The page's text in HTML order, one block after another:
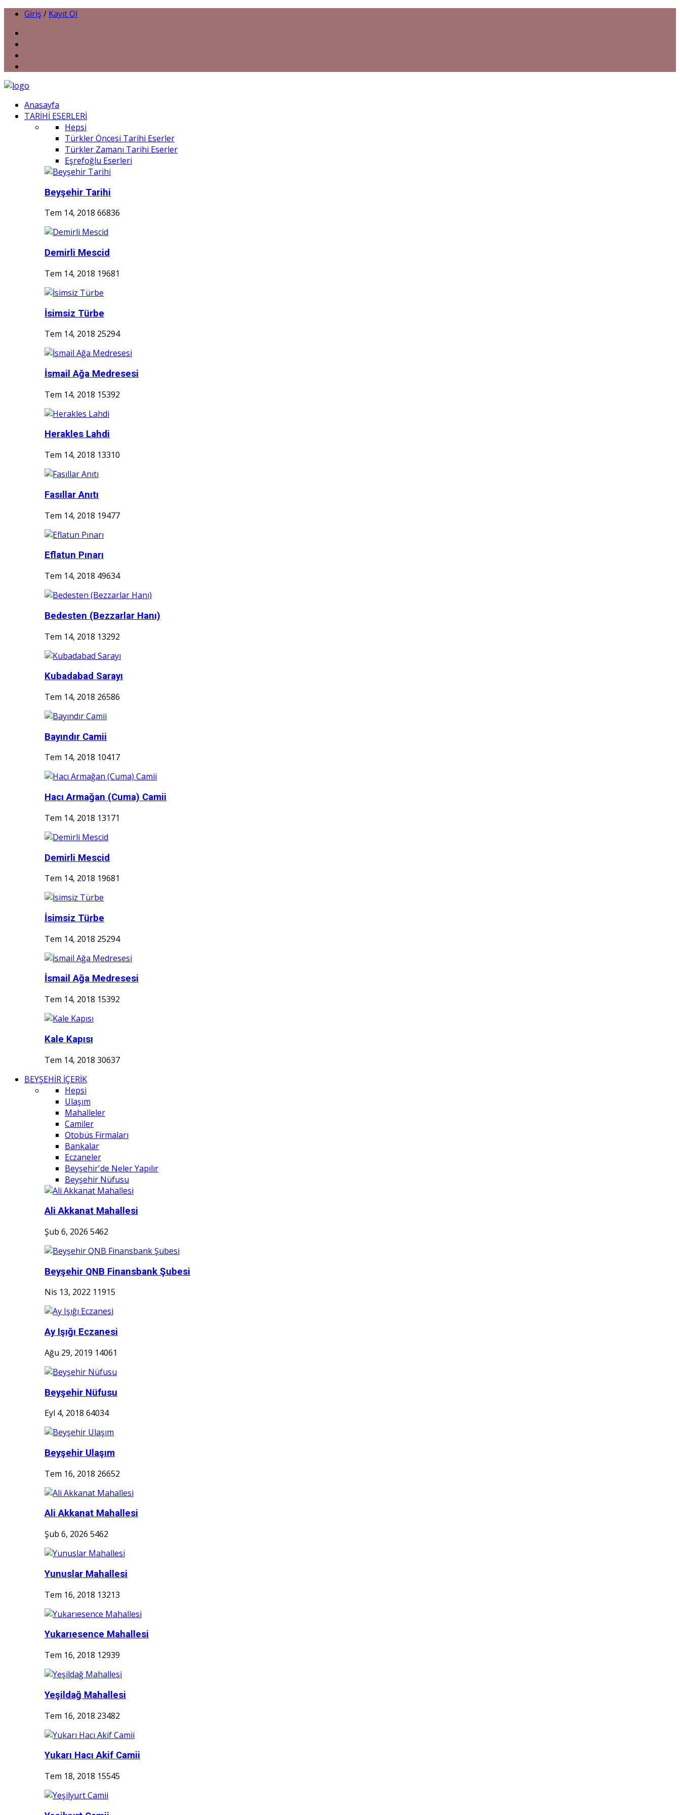
Giriş / Kayıt Ol
Anasayfa
TARİHİ ESERLERİ
Hepsi
Türkler Öncesi Tarihi Eserler
Türkler Zamanı Tarihi Eserler
Eşrefoğlu Eserleri
Beyşehir Tarihi
Tem 14, 2018 66836
Demirli Mescid
Tem 14, 2018 19681
İsimsiz Türbe
Tem 14, 2018 25294
İsmail Ağa Medresesi
Tem 14, 2018 15392
Herakles Lahdi
Tem 14, 2018 13310
Fasıllar Anıtı
Tem 14, 2018 19477
Eflatun Pınarı
Tem 14, 2018 49634
Bedesten (Bezzarlar Hanı)
Tem 14, 2018 13292
Kubadabad Sarayı
Tem 14, 2018 26586
Bayındır Camii
Tem 14, 2018 10417
Hacı Armağan (Cuma) Camii
Tem 14, 2018 13171
Demirli Mescid
Tem 14, 2018 19681
İsimsiz Türbe
Tem 14, 2018 25294
İsmail Ağa Medresesi
Tem 14, 2018 15392
Kale Kapısı
Tem 14, 2018 30637
BEYŞEHİR İÇERİK
Hepsi
Ulaşım
Mahalleler
Camiler
Otobüs Firmaları
Bankalar
Eczaneler
Beyşehir'de Neler Yapılır
Beyşehir Nüfusu
Ali Akkanat Mahallesi
Şub 6, 2026 5462
Beyşehir QNB Finansbank Şubesi
Nis 13, 2022 11915
Ay Işığı Eczanesi
Ağu 29, 2019 14061
Beyşehir Nüfusu
Eyl 4, 2018 64034
Beyşehir Ulaşım
Tem 16, 2018 26652
Ali Akkanat Mahallesi
Şub 6, 2026 5462
Yunuslar Mahallesi
Tem 16, 2018 13213
Yukarıesence Mahallesi
Tem 16, 2018 12939
Yeşildağ Mahallesi
Tem 16, 2018 23482
Yukarı Hacı Akif Camii
Tem 18, 2018 15545